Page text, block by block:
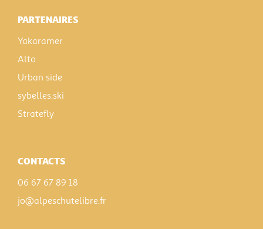
PARTENAIRES
Yakaramer
Alto
Urban side
sybelles.ski
Stratefly
CONTACTS
06 67 67 89 18
jo@alpeschutelibre.fr